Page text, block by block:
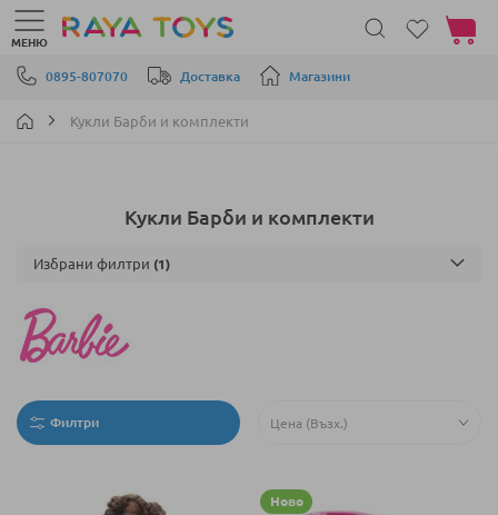
Прескачане към съдържанието
0895-807070 Доставка Магазини
МЕНЮ
Моята
Кукли Барби и комплекти
Кукли Барби и комплекти
Филтри
Ново
Избрани филтри